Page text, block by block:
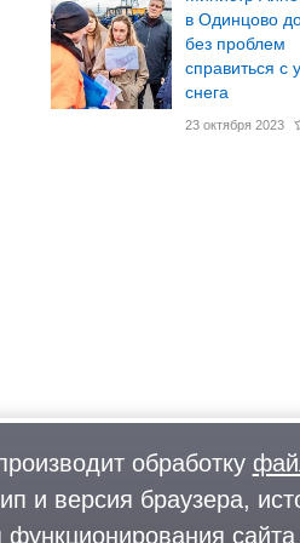
в Одинцово
без проблем
справиться с
снега
23 октября 2023
Новости
Предложи новость
обработку
и версия браузера,